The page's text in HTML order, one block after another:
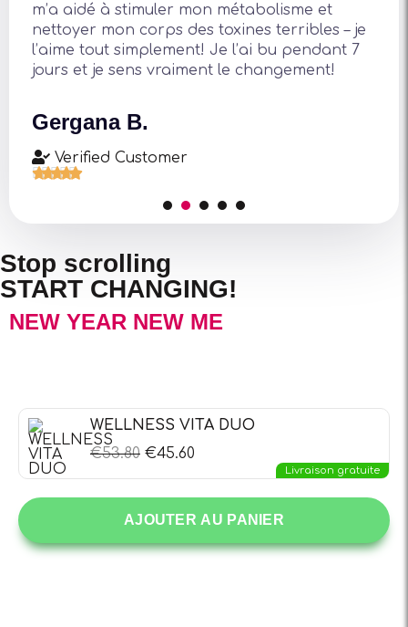
m’a aidé à stimuler mon métabolisme et
nettoyer mon corps des toxines terribles – je
l’aime tout simplement! Je l’ai bu pendant 7
jours et je sens vraiment le changement!
Gergana B.
Verified Customer

Stop scrolling
START CHANGING!
NEW YEAR NEW ME
WELLNESS VITA DUO
€53.80 €45.60
Livraison gratuite
AJOUTER AU PANIER